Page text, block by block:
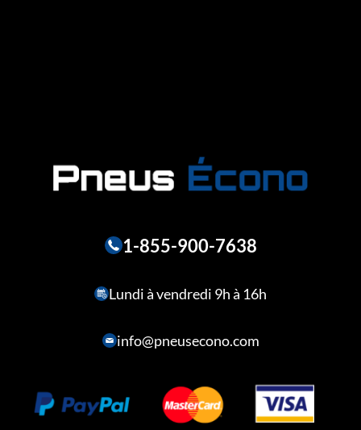
1-855-900-7638
Lundi à vendredi 9h à 16h
info@pneusecono.com